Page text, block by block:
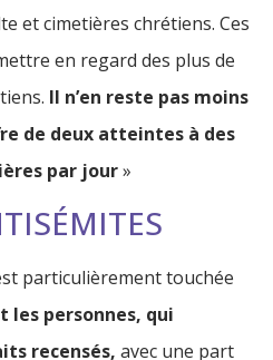
et cimetières chrétiens. Ces
en regard des plus de
Il n’en reste pas moins
de deux atteintes à des
par jour»
particulièrement touchée
personnes, qui
recensés, avec une part